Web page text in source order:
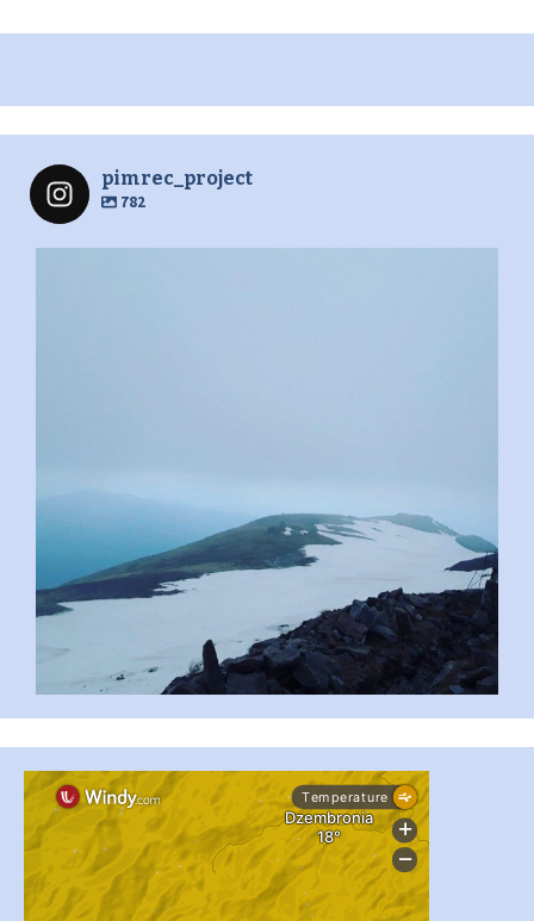
pimrec_project
782
...
pimrec_project